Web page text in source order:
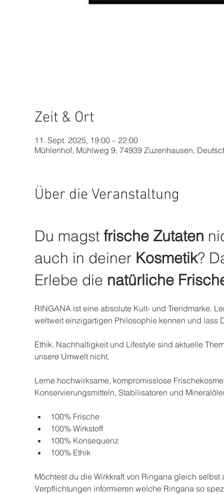
Zeit & Ort
11. Sept. 2025, 19:00 – 22:00
Mühlenhof, Mühlweg 9, 74939 Zuzenhausen,
Über die Veranstaltung
Du magst frische Zutaten
auch in deiner Kosmetik?
Erlebe die natürliche
RINGANA ist eine absolute Kult- und Trendmarke.
weltweit einzigartigen Philosophie kennen und lass
Ethik, Nachhaltigkeit und Lifestyle sind aktuelle
unsere Umwelt nicht.
Lerne hochwirksame, kompromisslose
Konservierungsmitteln, Stabilisatoren und
100% Frische
100% Wirkstoff
100% Konsequenz
100% Ethik
Möchtest du die Wirkkraft von Ringana gleich
Verpflichtungen informieren welche Ringana so